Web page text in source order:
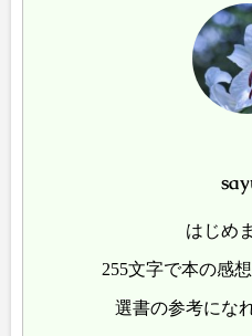
はじめ
255文字で本の感
選書の参考にな